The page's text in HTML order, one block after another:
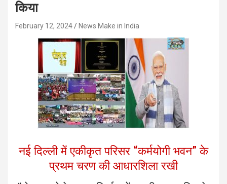
किया
February 12, 2024 News Make in India
नई दिल्ली में एकीकृत परिसर “कर्मयोगी भवन” के
प्रथम चरण की आधारशिला रखी